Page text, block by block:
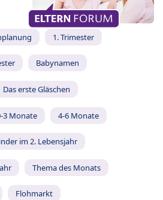
1. Trimester
Babynamen
Das erste Gläschen
3 Monate 4-6 Monate
im 2. Lebensjahr
Thema des Monats
Flohmarkt